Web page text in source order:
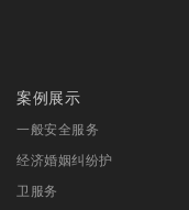
案例展示
一般安全服务
经济婚姻纠纷护
卫服务